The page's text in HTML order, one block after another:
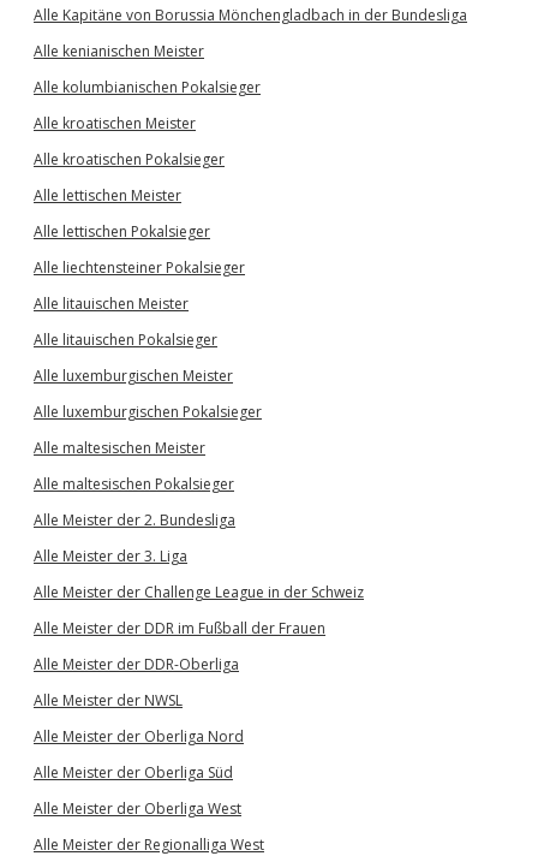
Alle Kapitäne von Borussia Mönchengladbach in der Bundesliga
Alle kenianischen Meister
Alle kolumbianischen Pokalsieger
Alle kroatischen Meister
Alle kroatischen Pokalsieger
Alle lettischen Meister
Alle lettischen Pokalsieger
Alle liechtensteiner Pokalsieger
Alle litauischen Meister
Alle litauischen Pokalsieger
Alle luxemburgischen Meister
Alle luxemburgischen Pokalsieger
Alle maltesischen Meister
Alle maltesischen Pokalsieger
Alle Meister der 2. Bundesliga
Alle Meister der 3. Liga
Alle Meister der Challenge League in der Schweiz
Alle Meister der DDR im Fußball der Frauen
Alle Meister der DDR-Oberliga
Alle Meister der NWSL
Alle Meister der Oberliga Nord
Alle Meister der Oberliga Süd
Alle Meister der Oberliga West
Alle Meister der Regionalliga West